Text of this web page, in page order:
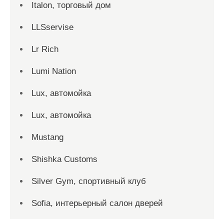
Italon, торговый дом
LLSservise
Lr Rich
Lumi Nation
Lux, автомойка
Lux, автомойка
Mustang
Shishka Customs
Silver Gym, спортивный клуб
Sofia, интерьерный салон дверей